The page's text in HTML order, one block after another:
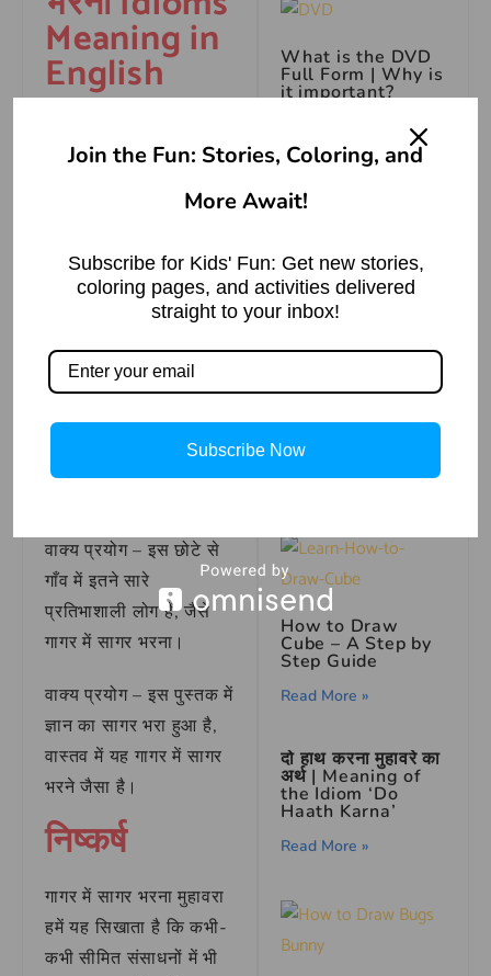
Meaning in
English
amount in a limited
गागर में सागर
भरना मुहावरे
का वाक्य
प्रयोग
गागर में सागर भरने का काम
वाक्य प्रयोग – इस छोटे से
गाँव में इतने सारे
प्रतिभाशाली लोग हैं, जैसे
गागर में सागर भरना।
वाक्य प्रयोग – इस पुस्तक में
ज्ञान का सागर भरा हुआ है,
वास्तव में यह गागर में सागर
भरने जैसा है।
निष्कर्ष
गागर में सागर भरना मुहावरा
हमें यह सिखाता है कि कभी-
कभी सीमित संसाधनों में भी
What is the DVD
Full Form | Why is
it important?
Online Unblocked
Read More »
Monkeys Jumping
on the Bed Poem
Read More »
How to Draw
Cube – A Step by
Step Guide
Read More »
दो हाथ करना मुहावरे का
अर्थ | Meaning of
the Idiom ‘Do
Haath Karna’
Read More »
Join the Fun: Stories, Coloring, and
More Await!
Subscribe for Kids' Fun: Get new stories,
coloring pages, and activities delivered
straight to your inbox!
Subscribe Now